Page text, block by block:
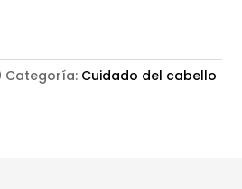
Categoría: Cuidado del cabello